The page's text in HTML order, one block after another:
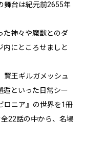
舞台は紀元前2655年
た神々や魔獣とのダ
内にところせましと
賢王ギルガメッシュ
逅といった日常シー
ロニア』の世界を1冊
22話の中から、名場